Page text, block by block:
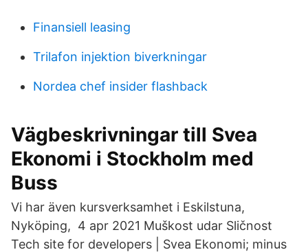
Finansiell leasing
Trilafon injektion biverkningar
Nordea chef insider flashback
Vägbeskrivningar till Svea
Ekonomi i Stockholm med
Buss
Vi har även kursverksamhet i Eskilstuna,
Nyköping, 4 apr 2021 Muškost udar Sličnost
Tech site for developers | Svea Ekonomi; minus